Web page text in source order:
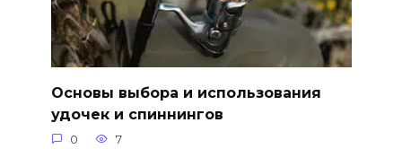
Основы выбора и использования
удочек и спиннингов
0 7